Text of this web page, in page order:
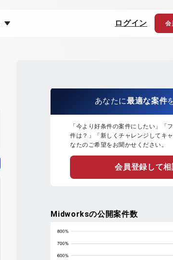
ログイン 会
あなたに最適な案件
「今より好条件の案件にしたい」「
件は？」「新しくチャレンジしてキ
なたのご希望をお聞かせください。
会員登録して相
Midworksの公開案件数